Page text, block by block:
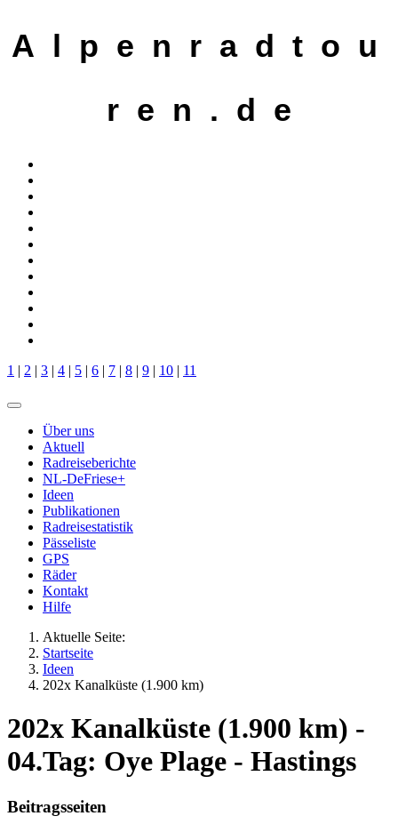
A l p e n r a d t o u
r e n . d e
1 | 2 | 3 | 4 | 5 | 6 | 7 | 8 | 9 | 10 | 11
Über uns
Aktuell
Radreiseberichte
NL-DeFriese+
Ideen
Publikationen
Radreisestatistik
Pässeliste
GPS
Räder
Kontakt
Hilfe
Aktuelle Seite:
Startseite
Ideen
202x Kanalküste (1.900 km)
202x Kanalküste (1.900 km) -
04.Tag: Oye Plage - Hastings
Beitragsseiten